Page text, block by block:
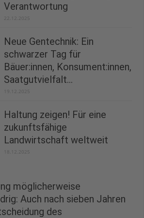
Verantwortung
22.12.2025
Neue Gentechnik: Ein
schwarzer Tag für
Bäuer:innen, Konsument:innen,
Saatgutvielfalt...
19.12.2025
Haltung zeigen! Für eine
zukunftsfähige
Landwirtschaft weltweit
18.12.2025
möglicherweise
Auch nach sieben Jahren
des